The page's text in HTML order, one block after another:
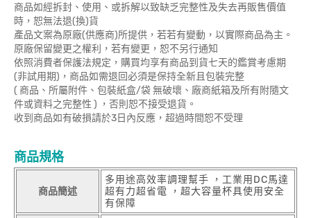
商品如經拆封、使用、或拆解以致缺乏完整性及失去再販售價值
時，恕無法退(換)貨
產品文案為原廠(供應商)所提供，若若有變動，以實際商品為主。
原廠保留變更之權利，若有變更，恕不另行通知
依照消費者保護法規定，購買均享有商品到貨七天的鑑賞考慮期
(非試用期)，商品如需退回必須是保持全新且包裝完整
( 商品、所屬附件、包裝紙盒/袋 無破壞、廠商紙箱及所有附隨文
件或資料之完整性 ) ，否則恕不接受退貨。
收到商品如有破損請於3日內反應，超過時間恕不受理
商品規格
商品簡述
多用途高效率調理幫手 ，工業用DC馬達
超有力超省電 ，超大容量杯具使用安全
有保障